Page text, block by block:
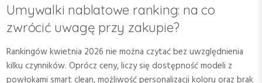
Umywalki nablatowe ranking: na co
zwrócić uwagę przy zakupie?
Rankingów kwietnia 2026 nie można czytać bez uwzględnienia
kilku czynników. Oprócz ceny, liczy się dostępność modeli z
powłokami smart clean, możliwość personalizacji koloru oraz brak